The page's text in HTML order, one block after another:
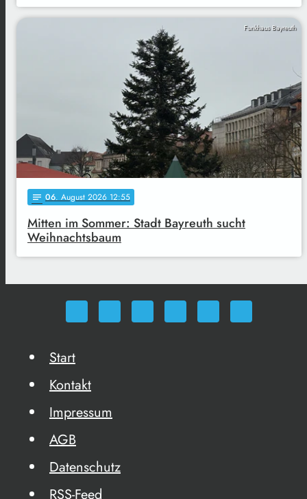
Funkhaus Bayreuth
notes 06. August 2026 12:55
Mitten im Sommer: Stadt Bayreuth sucht
Weihnachtsbaum
Start
Kontakt
Impressum
AGB
Datenschutz
RSS-Feed